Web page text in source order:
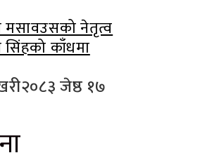
मसावउसको नेतृत्व
काँधमा
२०८३ जेष्ठ १७